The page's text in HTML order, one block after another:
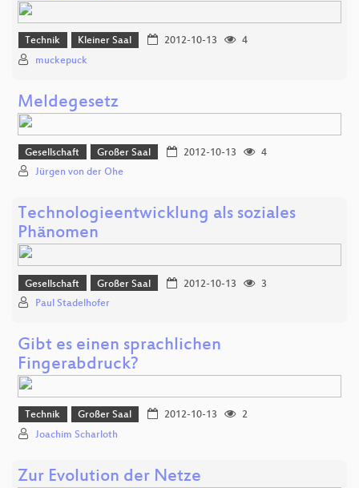
Technik Kleiner Saal 2012-10-13
4
muckepuck
Meldegesetz
Gesellschaft Großer Saal 2012-10-13
4
Jürgen von der Ohe
Technologieentwicklung als soziales
Phänomen
Gesellschaft Großer Saal 2012-10-13
3
Paul Stadelhofer
Gibt es einen sprachlichen
Fingerabdruck?
Technik Großer Saal 2012-10-13
2
Joachim Scharloth
Zur Evolution der Netze